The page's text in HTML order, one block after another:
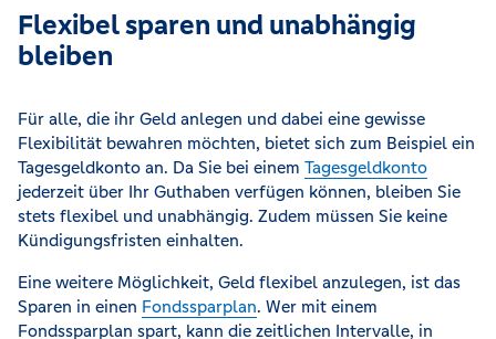
Flexibel sparen und unabhängig
bleiben
Für alle, die ihr Geld anlegen und dabei eine gewisse
Flexibilität bewahren möchten, bietet sich zum Beispiel ein
Tagesgeldkonto an. Da Sie bei einem Tagesgeldkonto
jederzeit über Ihr Guthaben verfügen können, bleiben Sie
stets flexibel und unabhängig. Zudem müssen Sie keine
Kündigungsfristen einhalten.
Eine weitere Möglichkeit, Geld flexibel anzulegen, ist das
Sparen in einen Fondssparplan. Wer mit einem
Fondssparplan spart, kann die zeitlichen Intervalle, in